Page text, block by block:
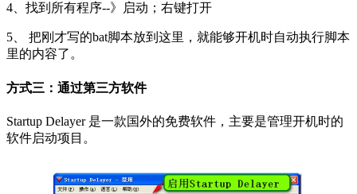
4、找到所有程序--》启动；右键打开
5、 把刚才写的bat脚本放到这里，就能够开机时自动执行脚本
里的内容了。
方式三：通过第三方软件
Startup Delayer 是一款国外的免费软件，主要是管理开机时的
软件启动项目。